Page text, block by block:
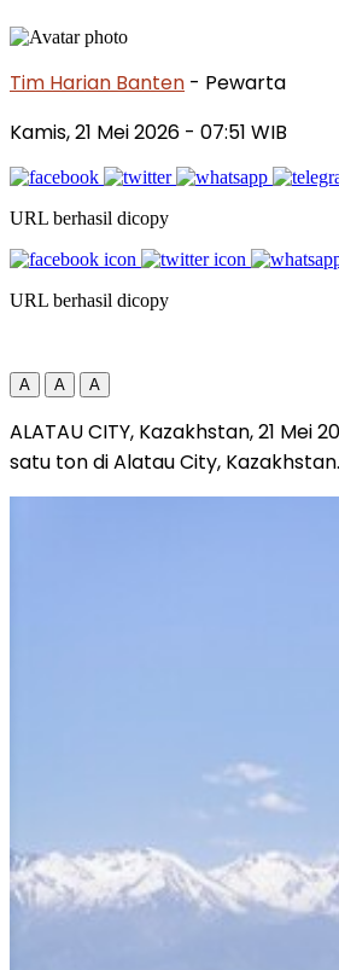
Tim Harian Banten - Pewarta
Kamis, 21 Mei 2026 - 07:51 WIB
URL berhasil dicopy
URL berhasil dicopy
A A A
ALATAU CITY, Kazakhstan, 21
satu ton di Alatau City,